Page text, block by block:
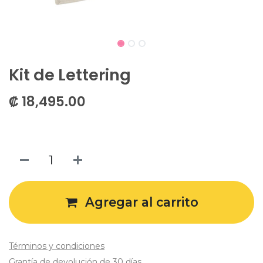
Kit de Lettering
₡ 18,495.00
Agregar al carrito
Términos y condiciones